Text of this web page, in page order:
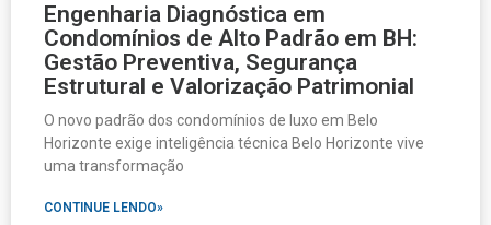
Engenharia Diagnóstica em
Condomínios de Alto Padrão em BH:
Gestão Preventiva, Segurança
Estrutural e Valorização Patrimonial
O novo padrão dos condomínios de luxo em Belo
Horizonte exige inteligência técnica Belo Horizonte vive
uma transformação
CONTINUE LENDO»